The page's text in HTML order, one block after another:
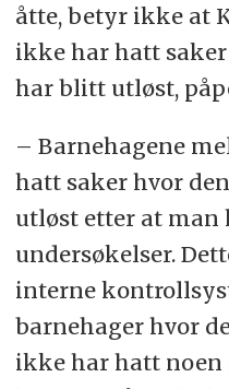
åtte, betyr ikke at
ikke har hatt
har blitt utløst,
– Barnehagene
hatt saker hvor
utløst etter at man
undersøkelser.
interne
barnehager hvor
ikke har hatt noen